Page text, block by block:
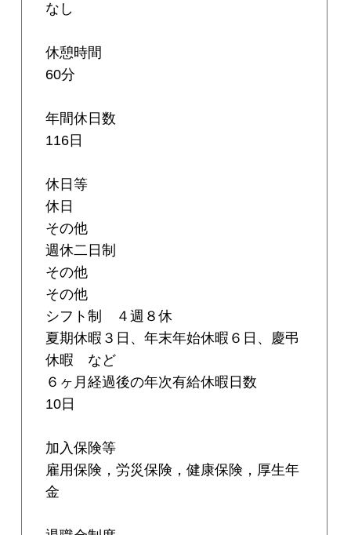
なし
休憩時間
60分
年間休日数
116日
休日等
休日
その他
週休二日制
その他
その他
シフト制 ４週８休
夏期休暇３日、年末年始休暇６日、慶弔
休暇 など
６ヶ月経過後の年次有給休暇日数
10日
加入保険等
雇用保険，労災保険，健康保険，厚生年
金